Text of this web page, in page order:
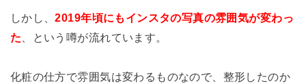
しかし、2019年頃にもインスタの写真の雰囲気が変わっ
た 、という噂が流れています。
化粧の仕方で雰囲気は変わるものなので、整形したのか